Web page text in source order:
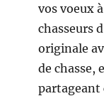
vos voeux
chasseurs
originale
de chasse,
partageant